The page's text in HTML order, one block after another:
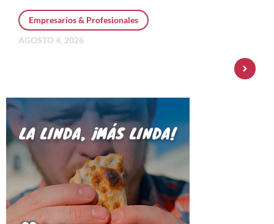
Empresarios & Profesionales
AGOSTO 4, 2026